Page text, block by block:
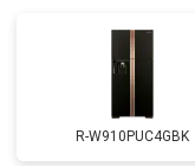
R-W910PUC4GBK